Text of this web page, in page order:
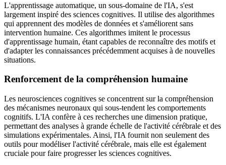
L'apprentissage automatique, un sous-domaine de l'IA, s'est
largement inspiré des sciences cognitives. Il utilise des algorithmes
qui apprennent des modèles de données et s'améliorent sans
intervention humaine. Ces algorithmes imitent le processus
d'apprentissage humain, étant capables de reconnaître des motifs et
d'adapter les connaissances précédemment acquises à de nouvelles
situations.
Renforcement de la compréhension humaine
Les neurosciences cognitives se concentrent sur la compréhension
des mécanismes neuronaux qui sous-tendent les comportements
cognitifs. L'IA confère à ces recherches une dimension pratique,
permettant des analyses à grande échelle de l'activité cérébrale et des
simulations expérimentales. Ainsi, l'IA fournit non seulement des
outils pour modéliser l'activité cérébrale, mais elle est également
cruciale pour faire progresser les sciences cognitives.